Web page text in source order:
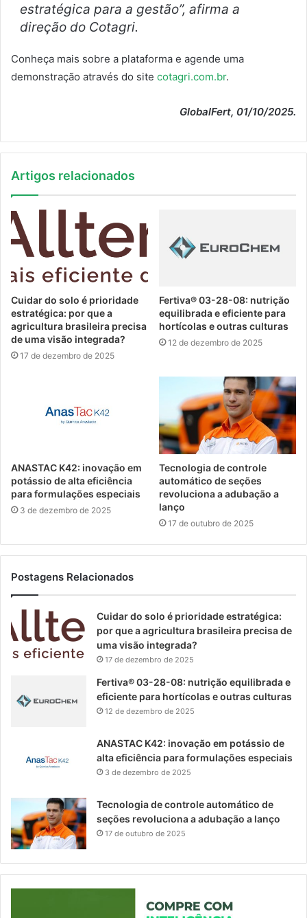
estratégica para a gestão”, afirma a
direção do Cotagri.
Conheça mais sobre a plataforma e agende uma
demonstração através do site cotagri.com.br.
GlobalFert, 01/10/2025.
Artigos relacionados
Cuidar do solo é prioridade
estratégica: por que a
agricultura brasileira precisa
de uma visão integrada?
17 de dezembro de 2025
Fertiva® 03-28-08: nutrição
equilibrada e eficiente para
hortícolas e outras culturas
12 de dezembro de 2025
ANASTAC K42: inovação em
potássio de alta eficiência
para formulações especiais
3 de dezembro de 2025
Tecnologia de controle
automático de seções
revoluciona a adubação a
lanço
17 de outubro de 2025
Postagens Relacionados
Cuidar do solo é prioridade estratégica:
por que a agricultura brasileira precisa de
uma visão integrada?
17 de dezembro de 2025
Fertiva® 03-28-08: nutrição equilibrada e
eficiente para hortícolas e outras culturas
12 de dezembro de 2025
ANASTAC K42: inovação em potássio de
alta eficiência para formulações especiais
3 de dezembro de 2025
Tecnologia de controle automático de
seções revoluciona a adubação a lanço
17 de outubro de 2025